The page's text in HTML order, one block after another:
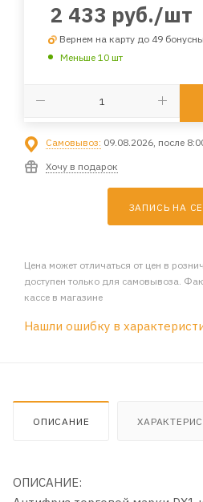
2 433 руб./шт
Вернем на карту до 49
Меньше 10 шт
Самовывоз: 09.08.2026, после
Хочу в подарок
ЗАПИСЬ НА
Цена может отличаться от цен в
доступен только для самовывоза.
кассе в магазине
Нашли ошибку в
ОПИСАНИЕ
ОПИСАНИЕ: